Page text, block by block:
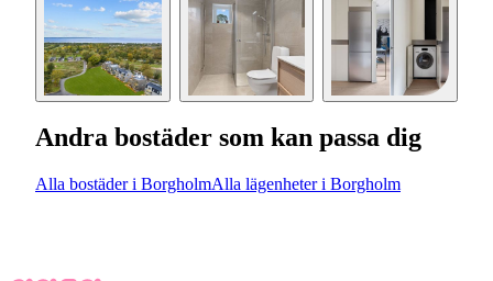
Andra bostäder som kan passa dig
Alla bostäder i BorgholmAlla lägenheter i Borgholm